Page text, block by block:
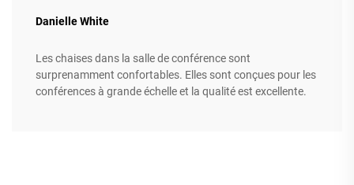
Danielle White
Les chaises dans la salle de conférence sont
surprenamment confortables. Elles sont conçues pour les
conférences à grande échelle et la qualité est excellente.